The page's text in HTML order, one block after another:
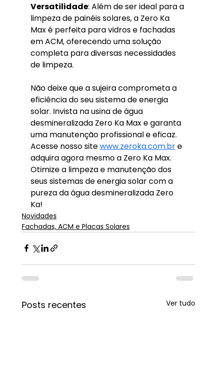
Versatilidade: Além de ser ideal para a
limpeza de painéis solares, a Zero Ka
Max é perfeita para vidros e fachadas
em ACM, oferecendo uma solução
completa para diversas necessidades
de limpeza.
Não deixe que a sujeira comprometa a
eficiência do seu sistema de energia
solar. Invista na usina de água
desmineralizada Zero Ka Max e garanta
uma manutenção profissional e eficaz.
Acesse nosso site www.zeroka.com.br e
adquira agora mesmo a Zero Ka Max.
Otimize a limpeza e manutenção dos
seus sistemas de energia solar com a
pureza da água desmineralizada Zero
Ka!
Novidades
Fachadas, ACM e Placas Solares
Posts recentes Ver tudo